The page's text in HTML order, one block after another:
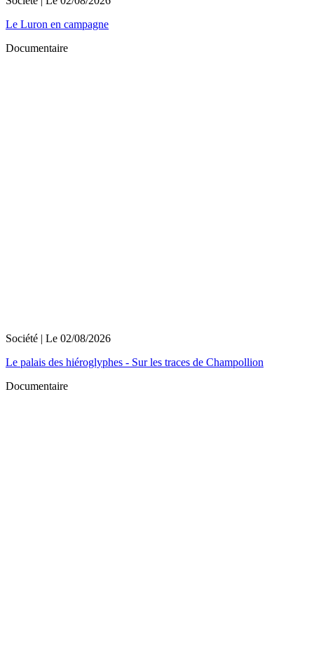
Le Luron en campagne
Documentaire
Société | Le 02/08/2026
Le palais des hiéroglyphes - Sur les traces de Champollion
Documentaire